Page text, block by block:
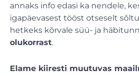
annaks info edasi ka nendele,
igapäevasest tööst otseselt
hetkeks kõrvale süü- ja
olukorrast.
Elame kiiresti muutuvas